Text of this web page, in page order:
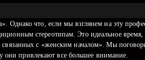
Однако что, если мы взглянем на эту
стереотипам. Это идеальное время,
связанных с «женским началом». Мы
они привлекают все большее внимание.